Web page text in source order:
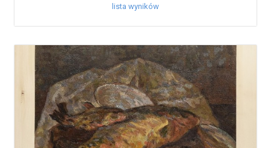
lista wyników